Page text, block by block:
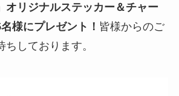
オリジナルステッカー＆チャー
様にプレゼント！ 皆様からのご
しております。